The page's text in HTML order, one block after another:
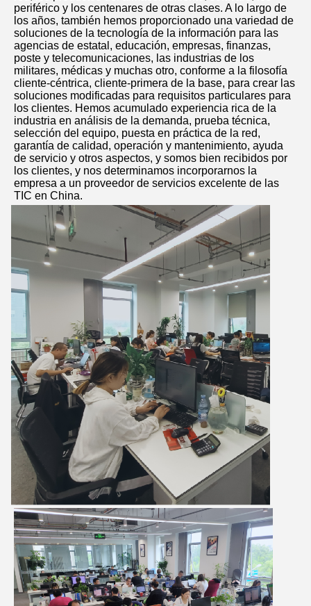
periférico y los centenares de otras clases. A lo largo de
los años, también hemos proporcionado una variedad de
soluciones de la tecnología de la información para las
agencias de estatal, educación, empresas, finanzas,
poste y telecomunicaciones, las industrias de los
militares, médicas y muchas otro, conforme a la filosofía
cliente-céntrica, cliente-primera de la base, para crear las
soluciones modificadas para requisitos particulares para
los clientes. Hemos acumulado experiencia rica de la
industria en análisis de la demanda, prueba técnica,
selección del equipo, puesta en práctica de la red,
garantía de calidad, operación y mantenimiento, ayuda
de servicio y otros aspectos, y somos bien recibidos por
los clientes, y nos determinamos incorporarnos la
empresa a un proveedor de servicios excelente de las
TIC en China.